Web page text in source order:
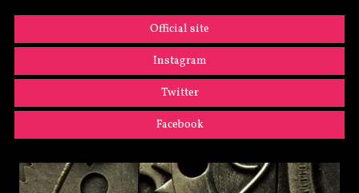
Official site
Instagram
Twitter
Facebook